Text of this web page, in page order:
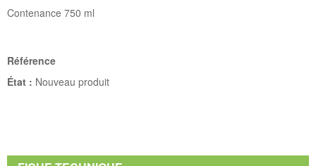
Contenance 750 ml
Référence
État : Nouveau produit